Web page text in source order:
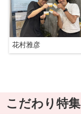
花村雅彦
こだわり特集